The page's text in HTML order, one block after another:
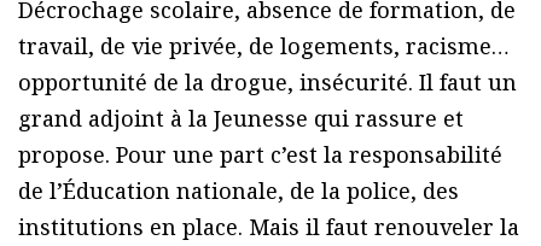
Décrochage scolaire, absence de formation, de
travail, de vie privée, de logements, racisme…
opportunité de la drogue, insécurité. Il faut un
grand adjoint à la Jeunesse qui rassure et
propose. Pour une part c’est la responsabilité
de l’Éducation nationale, de la police, des
institutions en place. Mais il faut renouveler la